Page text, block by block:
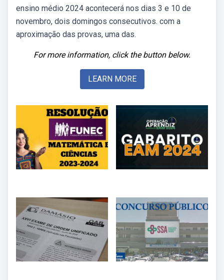
ensino médio 2024 acontecerá nos dias 3 e 10 de
novembro, dois domingos consecutivos. com a
aproximação das provas, uma das.
For more information, click the button below.
LEARN MORE